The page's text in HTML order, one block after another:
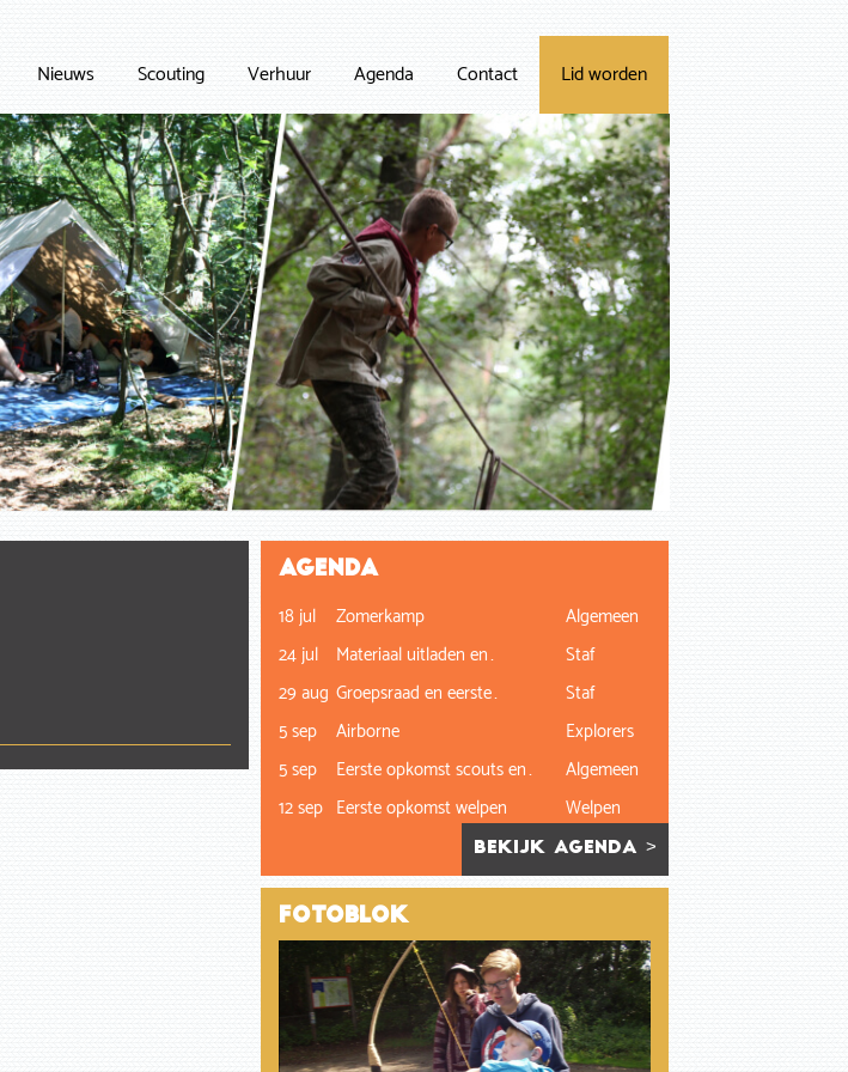
Nieuws Scouting Verhuur Agenda Contact Lid worden
Agenda
18 jul Zomerkamp
Algemeen
24 jul
Materiaal uitladen en…
Staf
29 aug Groepsraad en eerste…
Staf
5 sep
Airborne
Explorers
5 sep
Eerste opkomst scouts en…
Algemeen
12 sep Eerste opkomst welpen Welpen
bekijk agenda >
Fotoblok